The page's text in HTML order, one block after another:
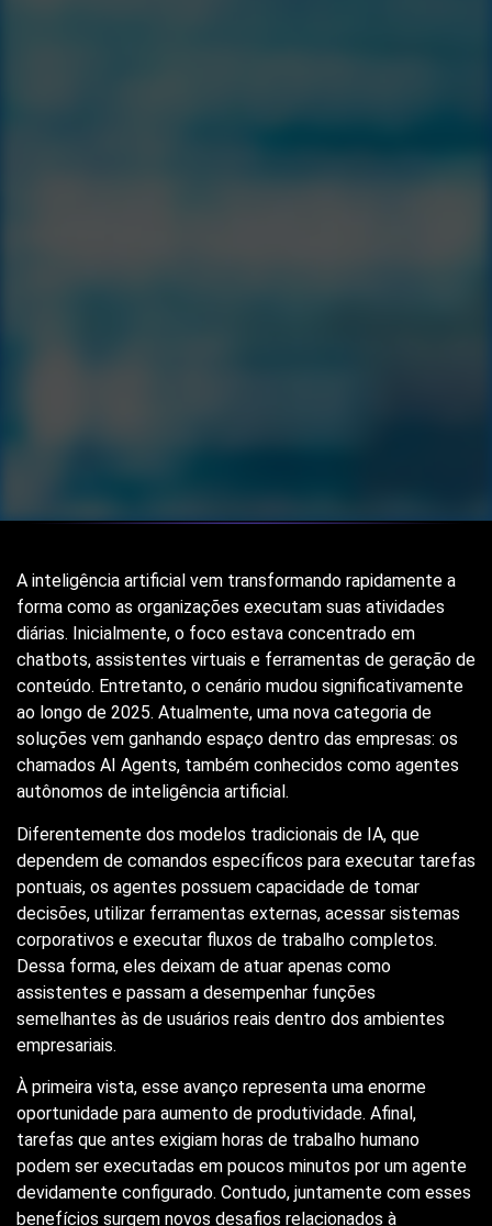
A inteligência artificial vem transformando rapidamente a
forma como as organizações executam suas atividades
diárias. Inicialmente, o foco estava concentrado em
chatbots, assistentes virtuais e ferramentas de geração de
conteúdo. Entretanto, o cenário mudou significativamente
ao longo de 2025. Atualmente, uma nova categoria de
soluções vem ganhando espaço dentro das empresas: os
chamados AI Agents, também conhecidos como agentes
autônomos de inteligência artificial.
Diferentemente dos modelos tradicionais de IA, que
dependem de comandos específicos para executar tarefas
pontuais, os agentes possuem capacidade de tomar
decisões, utilizar ferramentas externas, acessar sistemas
corporativos e executar fluxos de trabalho completos.
Dessa forma, eles deixam de atuar apenas como
assistentes e passam a desempenhar funções
semelhantes às de usuários reais dentro dos ambientes
empresariais.
À primeira vista, esse avanço representa uma enorme
oportunidade para aumento de produtividade. Afinal,
tarefas que antes exigiam horas de trabalho humano
podem ser executadas em poucos minutos por um agente
devidamente configurado. Contudo, juntamente com esses
benefícios surgem novos desafios relacionados à